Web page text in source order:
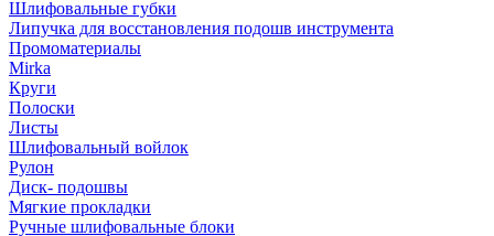
Шлифовальные губки
Липучка для восстановления подошв инструмента
Промоматериалы
Mirka
Круги
Полоски
Листы
Шлифовальный войлок
Рулон
Диск- подошвы
Мягкие прокладки
Ручные шлифовальные блоки